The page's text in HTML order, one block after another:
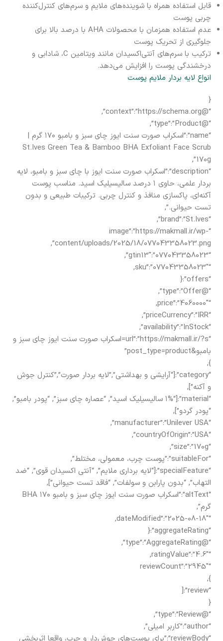
قابل استفاده همراه با شوینده‌های ملایم و سرم‌های کنترل‌کننده
چربی پوست
عدم استفاده همزمان با محصولات AHA با درصد بالا برای
جلوگیری از تحریک پوست
ترکیب با سرم‌های آنتی‌اکسیدان مانند ویتامین C، شادابی و
درخشندگی پوست را افزایش می‌دهد.
انواع لایه بردار ملایم پوست
{
“@context”:”https://schema.org”,
“@type”:”Product”,
“name”:”اسکراب صورت سنت ایوز چای سبز و بامبو ۱۷۰ گرم |
St.Ives Green Tea & Bamboo BHA Exfoliant Face Scrub
170g”,
“description”:”اسکراب صورت سنت ایوز با چای سبز و بامبو، لایه
بردار علمی، حاوی ۱ درصد سالیسیلیک اسید. مناسب پوست
آکنه‌ای، پاکسازی منافذ و کنترل چربی. ترکیبات طبیعی و بدون
تست حیوانی.”,
“brand”:”St.Ives”,
“image”:”https://makmall.ir/wp-
content/uploads/2025/18/077043358023.png”,
“gtin13″:”077043358023”,
“sku”:”077043358023″,
“offers”:{
“@type”:”Offer”,
“price”:”4060000″,
“priceCurrency”:”IRR”,
“availability”:”InStock”,
“url”:”https://makmall.ir/?s=اسکراب صورت سنت ایوز چای سبز و
بامبو&post_type=product”
},
“category”:[“آرایشی و بهداشتی”,”لایه بردار صورت”,”کنترل جوش
و آکنه”],
“material”:[“۱% سالیسیلیک اسید”, “عصاره چای سبز”, “پودر بامبو”,
“پودر گردو”],
“manufacturer”:”Unilever USA”,
“countryOfOrigin”:”USA”,
“size”:”170g”,
“suitableFor”:”پوست چرب، معمولی، مختلط”,
“specialFeature”:[“لایه برداری ملایم”, “آنتی اکسیدان قوی”, “ضد
التهاب”, “بدون پارابن و سولفات”, “فاقد تست حیوانی”],
“altText”:”اسکراب صورت سنت ایوز چای سبز و بامبو BHA ۱۷۰
گرم”,
“dateModified”:”2025-08-18″,
“aggregateRating”:{
“@type”:”AggregateRating”,
“ratingValue”:”4.6″,
“reviewCount”:”2945″
},
“review”:[
{
“@type”:”Review”,
“author”:”کاربر امیلی”,